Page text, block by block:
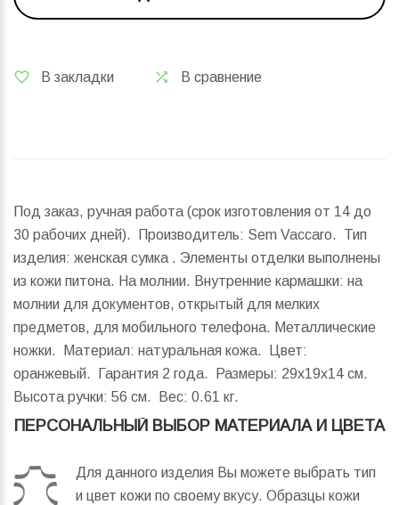
В закладки В сравнение
Под заказ, ручная работа (срок изготовления от 14 до
30 рабочих дней). Производитель: Sem Vaccaro. Тип
изделия: женская сумка . Элементы отделки выполнены
из кожи питона. На молнии. Внутренние кармашки: на
молнии для документов, открытый для мелких
предметов, для мобильного телефона. Металлические
ножки. Материал: натуральная кожа. Цвет:
оранжевый. Гарантия 2 года.
Размеры: 29x19x14 см.
Высота ручки: 56 см. Вес: 0.61 кг.
ПЕРСОНАЛЬНЫЙ ВЫБОР МАТЕРИАЛА И ЦВЕТА
Для данного изделия Вы можете выбрать тип
и цвет кожи по своему вкусу. Образцы кожи